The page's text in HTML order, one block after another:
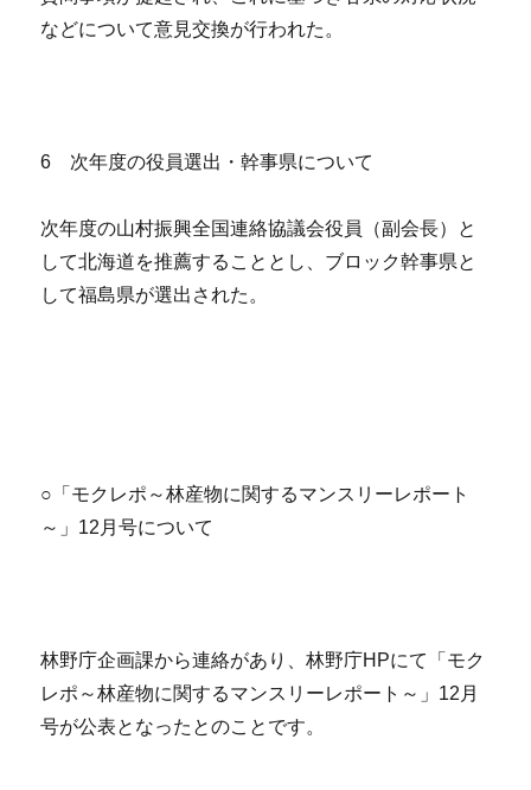
などについて意見交換が行われた。
6 次年度の役員選出・幹事県について
次年度の山村振興全国連絡協議会役員（副会長）と
して北海道を推薦することとし、ブロック幹事県と
して福島県が選出された。
○「モクレポ～林産物に関するマンスリーレポート
～」12月号について
林野庁企画課から連絡があり、林野庁HPにて「モク
レポ～林産物に関するマンスリーレポート～」12月
号が公表となったとのことです。